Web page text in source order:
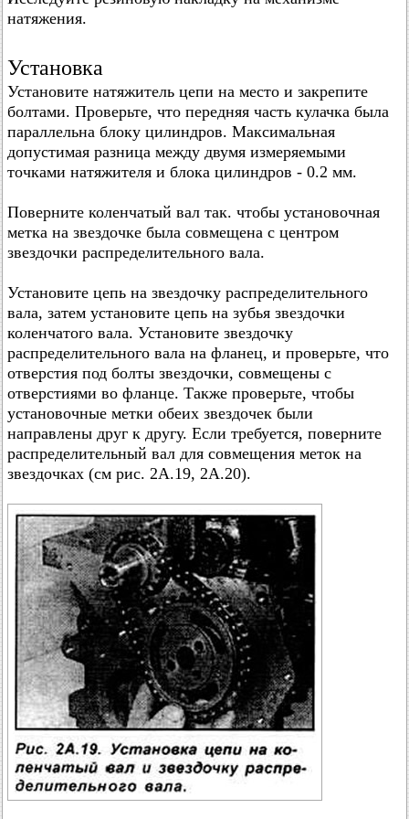
натяжения.
Установка
Установите натяжитель цепи на место и закрепите
болтами. Проверьте, что передняя часть кулачка была
параллельна блоку цилиндров. Максимальная
допустимая разница между двумя измеряемыми
точками натяжителя и блока цилиндров - 0.2 мм.
Поверните коленчатый вал так. чтобы установочная
метка на звездочке была совмещена с центром
звездочки распределительного вала.
Установите цепь на звездочку распределительного
вала, затем установите цепь на зубья звездочки
коленчатого вала. Установите звездочку
распределительного вала на фланец, и проверьте, что
отверстия под болты звездочки, совмещены с
отверстиями во фланце. Также проверьте, чтобы
установочные метки обеих звездочек были
направлены друг к другу. Если требуется, поверните
распределительный вал для совмещения меток на
звездочках (см рис. 2А.19, 2А.20).